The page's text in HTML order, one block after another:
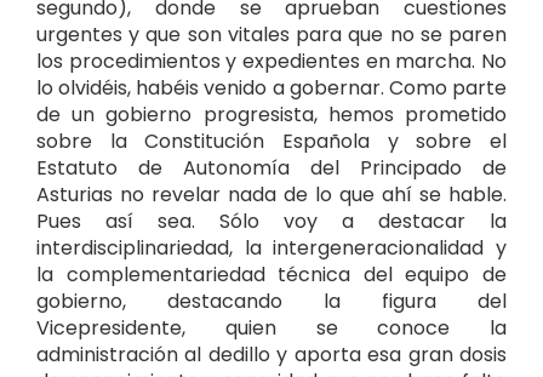
segundo), donde se aprueban cuestiones
urgentes y que son vitales para que no se paren
los procedimientos y expedientes en marcha. No
lo olvidéis, habéis venido a gobernar. Como parte
de un gobierno progresista, hemos prometido
sobre la Constitución Española y sobre el
Estatuto de Autonomía del Principado de
Asturias no revelar nada de lo que ahí se hable.
Pues así sea. Sólo voy a destacar la
interdisciplinariedad, la intergeneracionalidad y
la complementariedad técnica del equipo de
gobierno, destacando la figura del
Vicepresidente, quien se conoce la
administración al dedillo y aporta esa gran dosis